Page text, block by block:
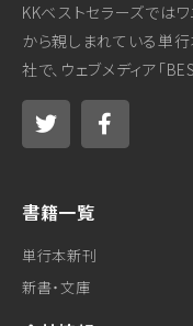
KKベストセラーズでは
から親しまれている単
社で、ウェブメディア「
書籍一覧
単行本新刊
新書・文庫